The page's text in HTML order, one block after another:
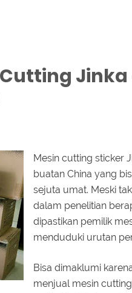
Mesin cutting sticker
buatan China yang
sejuta umat. Meski
dalam penelitian
dipastikan pemilik
menduduki urutan
Bisa dimaklumi
menjual mesin